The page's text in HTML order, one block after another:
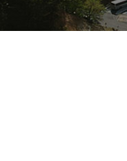
해람문화관 이용안내